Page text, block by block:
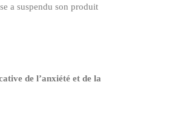
a suspendu son produit
de l’anxiété et de la